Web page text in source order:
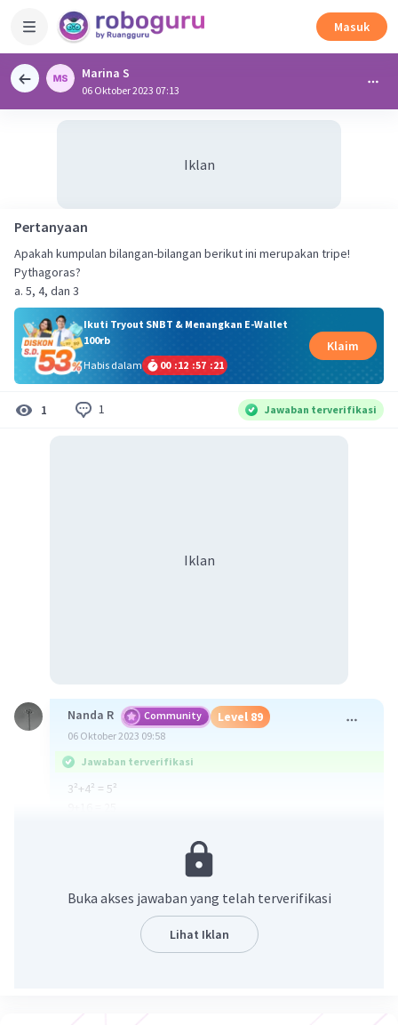
Masuk
Marina S
06 Oktober 2023 07:13
Iklan
Pertanyaan
Apakah kumpulan bilangan-bilangan berikut ini merupakan tripe!
Pythagoras?
a. 5, 4, dan 3
Ikuti Tryout SNBT & Menangkan E-Wallet
100rb
Habis dalam
00 :12 :57 :20
Klaim
1 1 Jawaban terverifikasi
Iklan
Nanda R Community Level 89
06 Oktober 2023 09:58
Jawaban terverifikasi
3²+4² = 5²
Buka akses jawaban yang telah terverifikasi
Lihat Iklan